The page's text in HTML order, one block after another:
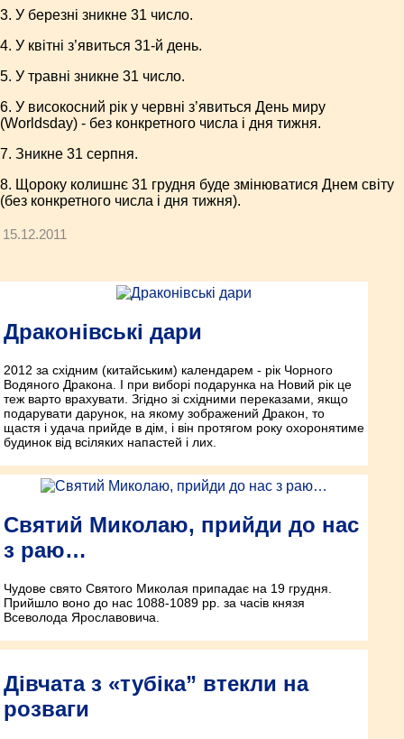
3. У березні зникне 31 число.
4. У квітні з’явиться 31-й день.
5. У травні зникне 31 число.
6. У високосний рік у червні з’явиться День миру
(Worldsday) - без конкретного числа і дня тижня.
7. Зникне 31 серпня.
8. Щороку колишнє 31 грудня буде змінюватися Днем світу
(без конкретного числа і дня тижня).
15.12.2011
Драконівські дари
2012 за східним (китайським) календарем - рік Чорного
Водяного Дракона. І при виборі подарунка на Новий рік це
теж варто врахувати. Згідно зі східними переказами, якщо
подарувати дарунок, на якому зображений Дракон, то
щастя і удача прийде в дім, і він протягом року охоронятиме
будинок від всіляких напастей і лих.
Святий Миколаю, прийди до нас
з раю…
Чудове свято Святого Миколая припадає на 19 грудня.
Прийшло воно до нас 1088-1089 рр. за часів князя
Всеволода Ярославовича.
Дівчата з «тубіка” втекли на
розваги